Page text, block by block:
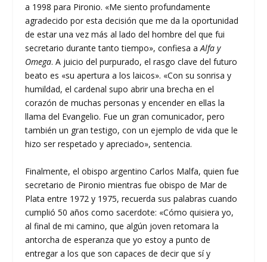
a 1998 para Pironio. «Me siento profundamente
agradecido por esta decisión que me da la oportunidad
de estar una vez más al lado del hombre del que fui
secretario durante tanto tiempo», confiesa aAlfa y
Omega. A juicio del purpurado, el rasgo clave del futuro
beato es «su apertura a los laicos». «Con su sonrisa y
humildad, el cardenal supo abrir una brecha en el
corazón de muchas personas y encender en ellas la
llama del Evangelio. Fue un gran comunicador, pero
también un gran testigo, con un ejemplo de vida que le
hizo ser respetado y apreciado», sentencia.
Finalmente, el obispo argentino Carlos Malfa, quien fue
secretario de Pironio mientras fue obispo de Mar de
Plata entre 1972 y 1975, recuerda sus palabras cuando
cumplió 50 años como sacerdote: «Cómo quisiera yo,
al final de mi camino, que algún joven retomara la
antorcha de esperanza que yo estoy a punto de
entregar a los que son capaces de decir que sí y